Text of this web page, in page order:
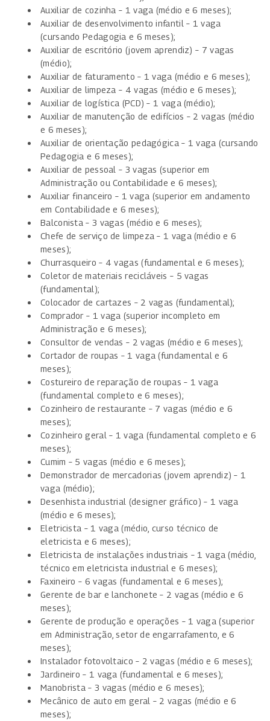
Auxiliar de cozinha – 1 vaga (médio e 6 meses);
Auxiliar de desenvolvimento infantil – 1 vaga
(cursando Pedagogia e 6 meses);
Auxiliar de escritório (jovem aprendiz) – 7 vagas
(médio);
Auxiliar de faturamento – 1 vaga (médio e 6 meses);
Auxiliar de limpeza – 4 vagas (médio e 6 meses);
Auxiliar de logística (PCD) – 1 vaga (médio);
Auxiliar de manutenção de edifícios – 2 vagas (médio
e 6 meses);
Auxiliar de orientação pedagógica – 1 vaga (cursando
Pedagogia e 6 meses);
Auxiliar de pessoal – 3 vagas (superior em
Administração ou Contabilidade e 6 meses);
Auxiliar financeiro – 1 vaga (superior em andamento
em Contabilidade e 6 meses);
Balconista – 3 vagas (médio e 6 meses);
Chefe de serviço de limpeza – 1 vaga (médio e 6
meses);
Churrasqueiro – 4 vagas (fundamental e 6 meses);
Coletor de materiais recicláveis – 5 vagas
(fundamental);
Colocador de cartazes – 2 vagas (fundamental);
Comprador – 1 vaga (superior incompleto em
Administração e 6 meses);
Consultor de vendas – 2 vagas (médio e 6 meses);
Cortador de roupas – 1 vaga (fundamental e 6
meses);
Costureiro de reparação de roupas – 1 vaga
(fundamental completo e 6 meses);
Cozinheiro de restaurante – 7 vagas (médio e 6
meses);
Cozinheiro geral – 1 vaga (fundamental completo e 6
meses);
Cumim – 5 vagas (médio e 6 meses);
Demonstrador de mercadorias (jovem aprendiz) – 1
vaga (médio);
Desenhista industrial (designer gráfico) – 1 vaga
(médio e 6 meses);
Eletricista – 1 vaga (médio, curso técnico de
eletricista e 6 meses);
Eletricista de instalações industriais – 1 vaga (médio,
técnico em eletricista industrial e 6 meses);
Faxineiro – 6 vagas (fundamental e 6 meses);
Gerente de bar e lanchonete – 2 vagas (médio e 6
meses);
Gerente de produção e operações – 1 vaga (superior
em Administração, setor de engarrafamento, e 6
meses);
Instalador fotovoltaico – 2 vagas (médio e 6 meses);
Jardineiro – 1 vaga (fundamental e 6 meses);
Manobrista – 3 vagas (médio e 6 meses);
Mecânico de auto em geral – 2 vagas (médio e 6
meses);